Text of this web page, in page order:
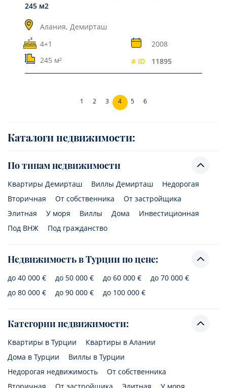
245 м2
Алания, Демирташ
4+1
2008
245 м²
# ID 11895
1 2 3 4 5 6
Каталоги недвижимости:
По типам недвижимости
Квартиры Демирташ Виллы Демирташ
Недорогая
Вторичная
От собственника
От застройщика
Элитная
У моря Виллы Дома
Инвестиционная
Под ВНЖ
Под гражданство
Недвижимость в Турции по цене:
до 40 000 € до 50 000 € до 60 000 €
до 70 000 €
до 80 000 €
до 90 000 € до 100 000 €
Категории недвижимости:
Квартиры в Турции
Квартиры в Алании
Дома в Турции
Виллы в Турции
Недорогая недвижимость
От собственника
Вторичная
От застройщика Элитная У моря